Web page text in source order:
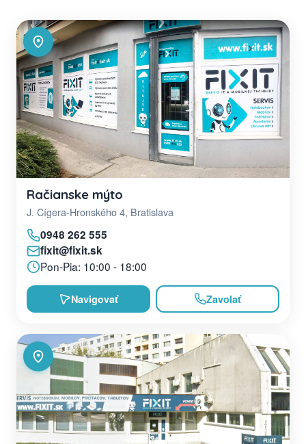
Račianske mýto
J. Cígera-Hronského 4, Bratislava
0948 262 555
fixit@fixit.sk
Pon-Pia: 10:00 - 18:00
Navigovať Zavolať